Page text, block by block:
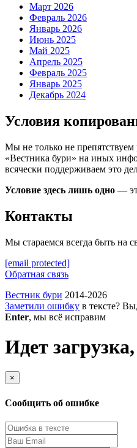
Март 2026
Февраль 2026
Январь 2026
Июнь 2025
Май 2025
Апрель 2025
Февраль 2025
Январь 2025
Декабрь 2024
Условия
Мы не только не
«Вестника бури» на иных
всячески поддерживаем это
Условие здесь лишь одно —
Контакты
Мы стараемся всегда быть на
[email protected]
Обратная связь
Вестник бури 2014-2026
Заметили ошибку в тексте?
Enter, мы всё исправим
Идет
×
Сообщить об ошибке